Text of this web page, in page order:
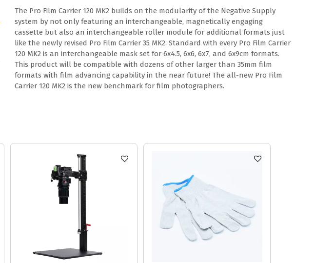
The Pro Film Carrier 120 MK2 builds on the modularity of the Negative Supply
system by not only featuring an interchangeable, magnetically engaging
cassette but also an interchangeable roller module for additional formats just
like the newly revised Pro Film Carrier 35 MK2. Standard with every Pro Film Carrier
120 MK2 is an interchangeable mask set for 6x4.5, 6x6, 6x7, and 6x9cm formats.
This product will be compatible with dozens of other larger than 35mm film
formats with film advancing capability in the near future! The all-new Pro Film
Carrier 120 MK2 is the new benchmark for film photographers.